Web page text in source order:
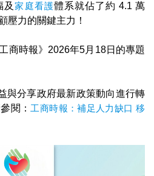
及家庭看護體系就佔了約 4.1 萬
壓力的關鍵主力！
商時報》2026年5月18日的專題
與分享政府最新政策動向進行轉
閱： 工商時報：補足人力缺口 移